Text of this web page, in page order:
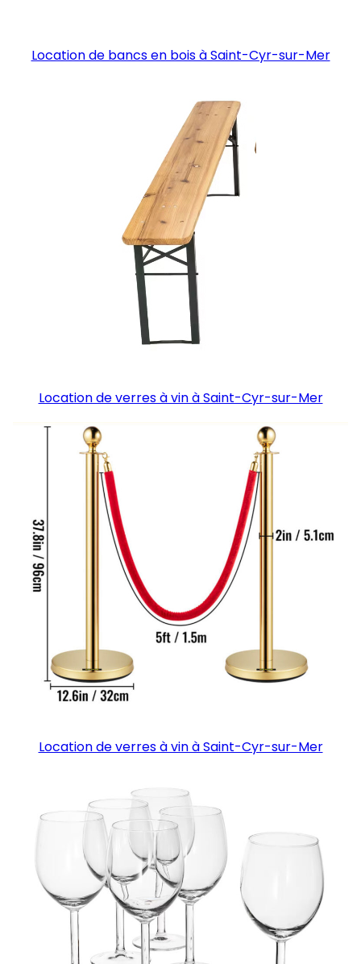
Location de bancs en bois à Saint-Cyr-sur-Mer
Location de verres à vin à Saint-Cyr-sur-Mer
Location de verres à vin à Saint-Cyr-sur-Mer